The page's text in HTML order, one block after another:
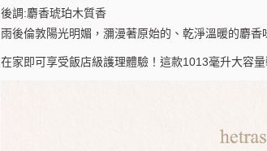
後調:麝香琥珀木質香
雨後倫敦陽光明媚，瀰漫著原始的、乾淨溫暖的麝
在家即可享受飯店級護理體驗！這款1013毫升大容